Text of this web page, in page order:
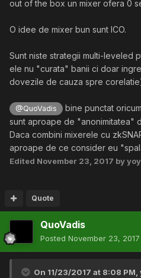
out of the box un mixer ofera 0
O idee de mixer bun sunt ICO.
Sunt niste strategii multi-leveled
ele nu "curata" banii ci doar
dovezile de cauza spre
@QuoVadis
bine punctat
sunt aproape de "anonimitatea"
Daca combini mixerele cu
aproape de ce consider eu
Edited November 23, 2017 by
Quote
QuoVadis
Posted November 23, 2017
On 11/23/2017 at 8:08 PM,